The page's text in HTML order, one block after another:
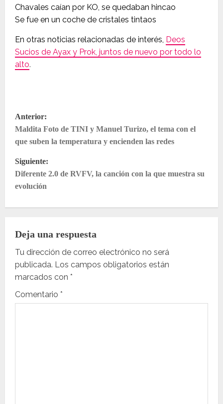
Chavales caían por KO, se quedaban hincao
Se fue en un coche de cristales tintaos
En otras noticias relacionadas de interés, Deos
Sucios de Ayax y Prok, juntos de nuevo por todo lo
alto.
N
a
v
e
c
i
ó
n
Anterior:
Maldita Foto de TINI y Manuel Turizo, el tema con el
que suben la temperatura y encienden las redes
Siguiente:
Diferente 2.0 de RVFV, la canción con la que muestra su
evolución
Deja una respuesta
Tu dirección de correo electrónico no será
publicada. Los campos obligatorios están
marcados con *
Comentario *